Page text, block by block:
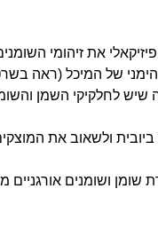
את זיהומי
של המיכל (ראה
שיש לחלקיקי השמן
ולשאוב את
ושומנים אורגניים